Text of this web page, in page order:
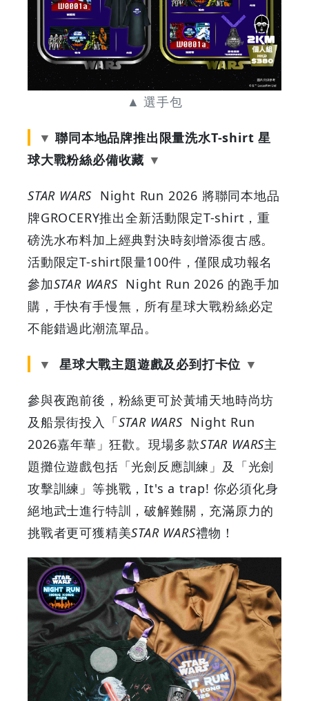
▲ 選手包
聯同本地品牌推出限量洗水T-shirt 星
球大戰粉絲必備收藏
STAR WARS Night Run 2026 將聯同本地品
牌GROCERY推出全新活動限定T-shirt，重
磅洗水布料加上經典對決時刻增添復古感。
活動限定T-shirt限量100件，僅限成功報名
參加STAR WARS Night Run 2026 的跑手加
購，手快有手慢無，所有星球大戰粉絲必定
不能錯過此潮流單品。
星球大戰主題遊戲及必到打卡位
參與夜跑前後，粉絲更可於黃埔天地時尚坊
及船景街投入「STAR WARS Night Run
2026嘉年華」狂歡。現場多款STAR WARS主
題攤位遊戲包括「光劍反應訓練」及「光劍
攻擊訓練」等挑戰，It's a trap! 你必須化身
絕地武士進行特訓，破解難關，充滿原力的
挑戰者更可獲精美STAR WARS禮物！